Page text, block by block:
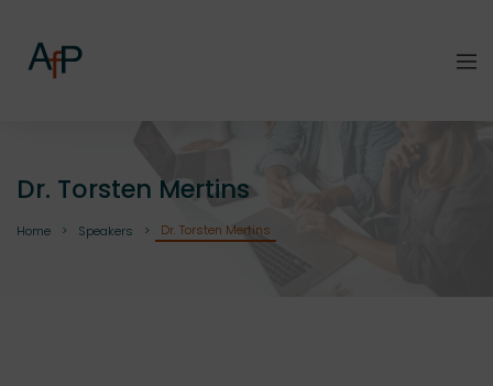
Dr. Torsten Mertins
Home Speakers Dr. Torsten Mertins